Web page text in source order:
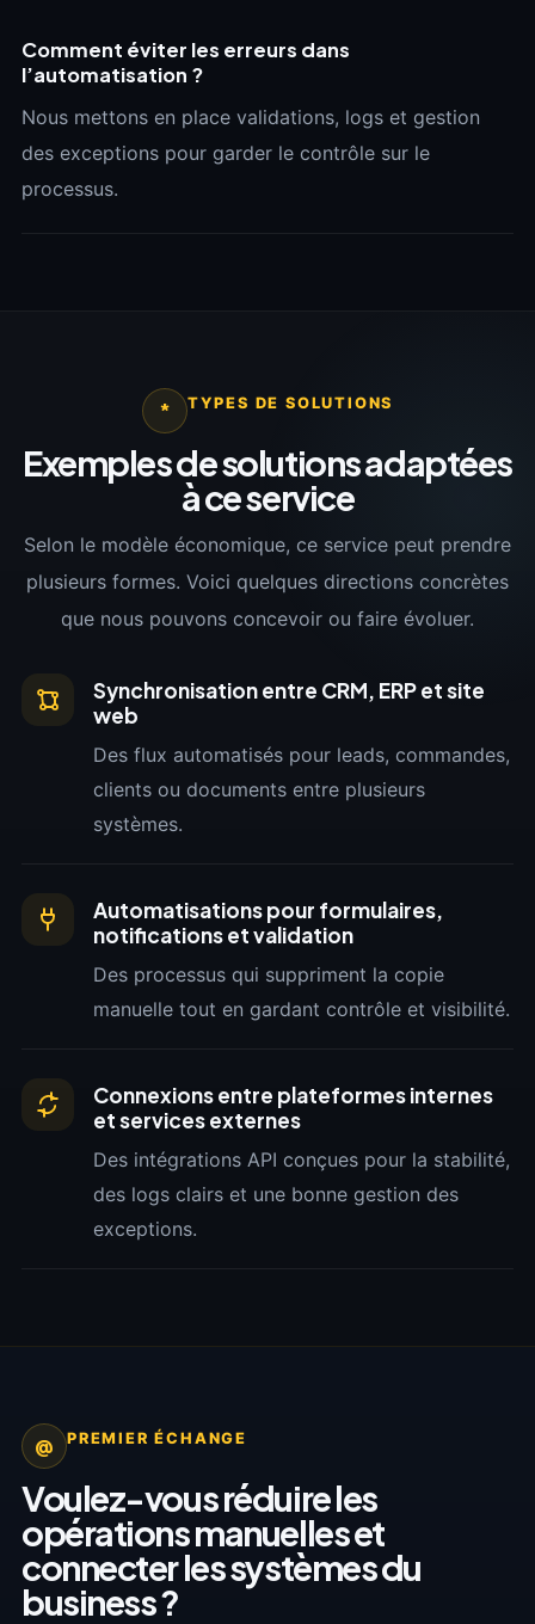
Comment éviter les erreurs dans
l’automatisation ?
Nous mettons en place validations, logs et gestion
des exceptions pour garder le contrôle sur le
processus.
* TYPES DE SOLUTIONS
Exemples de solutions adaptées
à ce service
Selon le modèle économique, ce service peut prendre
plusieurs formes. Voici quelques directions concrètes
que nous pouvons concevoir ou faire évoluer.
Synchronisation entre CRM, ERP et site
web
Des flux automatisés pour leads, commandes,
clients ou documents entre plusieurs
systèmes.
Automatisations pour formulaires,
notifications et validation
Des processus qui suppriment la copie
manuelle tout en gardant contrôle et visibilité.
Connexions entre plateformes internes
et services externes
Des intégrations API conçues pour la stabilité,
des logs clairs et une bonne gestion des
exceptions.
@ PREMIER ÉCHANGE
Voulez-vous réduire les
opérations manuelles et
connecter les systèmes du
business ?